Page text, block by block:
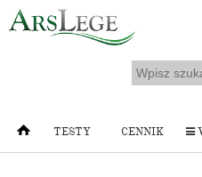
TESTY CENNIK